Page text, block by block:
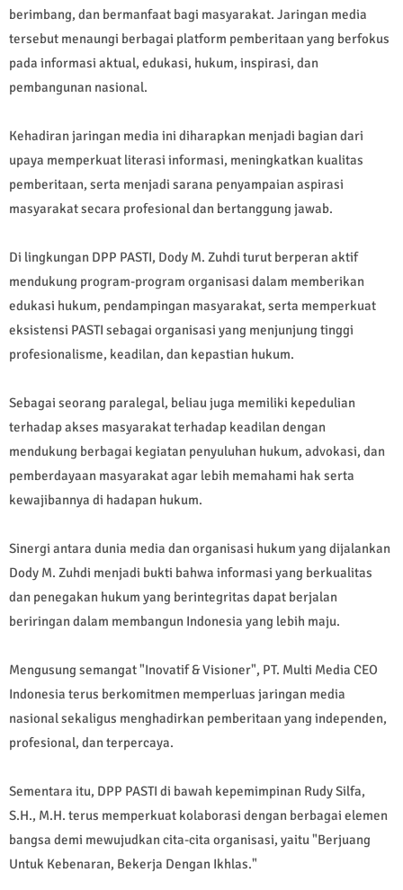
berimbang, dan bermanfaat bagi masyarakat. Jaringan media
tersebut menaungi berbagai platform pemberitaan yang berfokus
pada informasi aktual, edukasi, hukum, inspirasi, dan
pembangunan nasional.
Kehadiran jaringan media ini diharapkan menjadi bagian dari
upaya memperkuat literasi informasi, meningkatkan kualitas
pemberitaan, serta menjadi sarana penyampaian aspirasi
masyarakat secara profesional dan bertanggung jawab.
Di lingkungan DPP PASTI, Dody M. Zuhdi turut berperan aktif
mendukung program-program organisasi dalam memberikan
edukasi hukum, pendampingan masyarakat, serta memperkuat
eksistensi PASTI sebagai organisasi yang menjunjung tinggi
profesionalisme, keadilan, dan kepastian hukum.
Sebagai seorang paralegal, beliau juga memiliki kepedulian
terhadap akses masyarakat terhadap keadilan dengan
mendukung berbagai kegiatan penyuluhan hukum, advokasi, dan
pemberdayaan masyarakat agar lebih memahami hak serta
kewajibannya di hadapan hukum.
Sinergi antara dunia media dan organisasi hukum yang dijalankan
Dody M. Zuhdi menjadi bukti bahwa informasi yang berkualitas
dan penegakan hukum yang berintegritas dapat berjalan
beriringan dalam membangun Indonesia yang lebih maju.
Mengusung semangat "Inovatif & Visioner", PT. Multi Media CEO
Indonesia terus berkomitmen memperluas jaringan media
nasional sekaligus menghadirkan pemberitaan yang independen,
profesional, dan terpercaya.
Sementara itu, DPP PASTI di bawah kepemimpinan Rudy Silfa,
S.H., M.H. terus memperkuat kolaborasi dengan berbagai elemen
bangsa demi mewujudkan cita-cita organisasi, yaitu "Berjuang
Untuk Kebenaran, Bekerja Dengan Ikhlas."